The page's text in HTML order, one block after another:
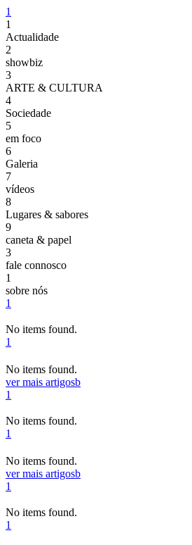
1
1
Actualidade
2
showbiz
3
ARTE & CULTURA
4
Sociedade
5
em foco
6
Galeria
7
vídeos
8
Lugares & sabores
9
caneta & papel
3
fale connosco
1
sobre nós
1
No items found.
1
No items found.
ver mais artigosb
1
No items found.
1
No items found.
ver mais artigosb
1
No items found.
1